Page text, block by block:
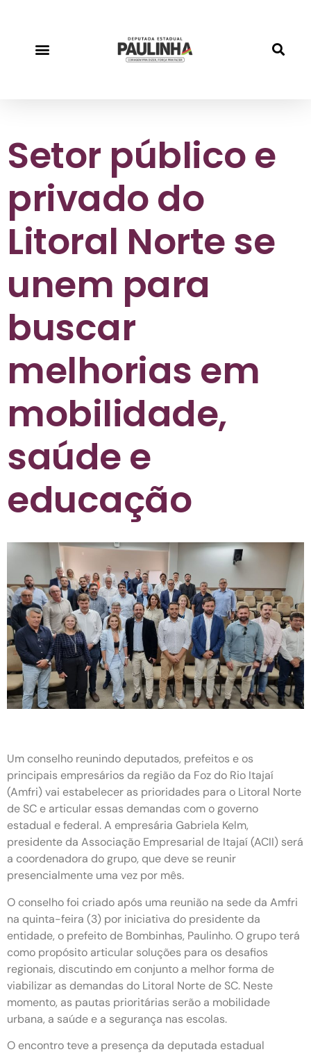
Setor público e
privado do
Litoral Norte se
unem para
buscar
melhorias em
mobilidade,
saúde e
educação
Um conselho reunindo deputados, prefeitos e os
principais empresários da região da Foz do Rio Itajaí
(Amfri) vai estabelecer as prioridades para o Litoral Norte
de SC e articular essas demandas com o governo
estadual e federal. A empresária Gabriela Kelm,
presidente da Associação Empresarial de Itajaí (ACII) será
a coordenadora do grupo, que deve se reunir
presencialmente uma vez por mês.
O conselho foi criado após uma reunião na sede da Amfri
na quinta-feira (3) por iniciativa do presidente da
entidade, o prefeito de Bombinhas, Paulinho. O grupo terá
como propósito articular soluções para os desafios
regionais, discutindo em conjunto a melhor forma de
viabilizar as demandas do Litoral Norte de SC. Neste
momento, as pautas prioritárias serão a mobilidade
urbana, a saúde e a segurança nas escolas.
O encontro teve a presença da deputada estadual